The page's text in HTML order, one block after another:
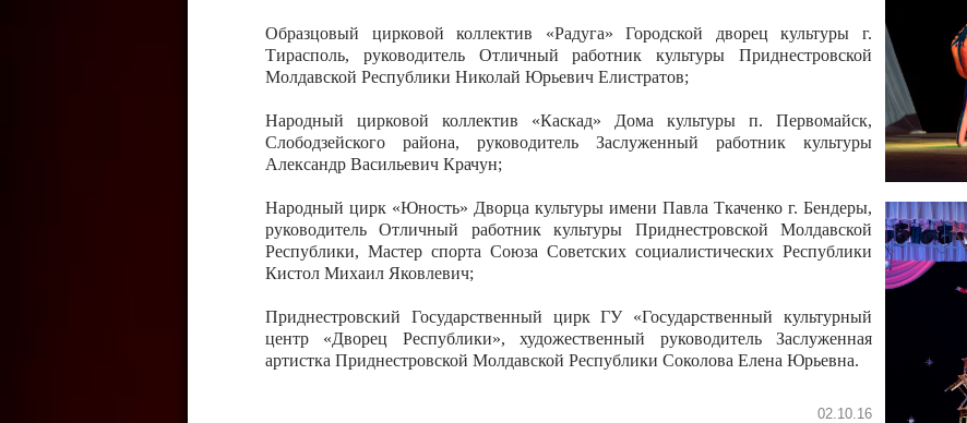
Образцовый цирковой коллектив «Радуга» Городской дворец культуры г.
Тирасполь, руководитель Отличный работник культуры Приднестровской
Молдавской Республики Николай Юрьевич Елистратов;
Народный цирковой коллектив «Каскад» Дома культуры п. Первомайск,
Слободзейского района, руководитель Заслуженный работник культуры
Александр Васильевич Крачун;
Народный цирк «Юность» Дворца культуры имени Павла Ткаченко г. Бендеры,
руководитель Отличный работник культуры Приднестровской Молдавской
Республики, Мастер спорта Союза Советских социалистических Республики
Кистол Михаил Яковлевич;
Приднестровский Государственный цирк ГУ «Государственный культурный
центр «Дворец Республики», художественный руководитель Заслуженная
артистка Приднестровской Молдавской Республики Соколова Елена Юрьевна.
02.10.16